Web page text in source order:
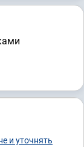
и уточнять